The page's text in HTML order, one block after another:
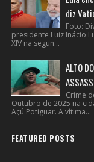
diz
Foto:
presidente Luiz Inácio
XIV na segun...
ALTO
Crime
Outubro de 2025 na
Açú Potiguar. A vítima...
FEATURED POSTS